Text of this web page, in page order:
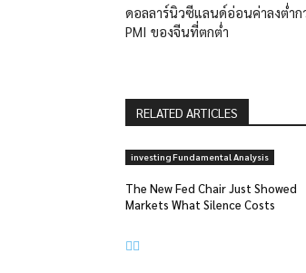
ดอลลาร์นิวซีแลนด์อ่อนค่าลงต่ำก
PMI ของจีนที่ตกต่ำ
RELATED ARTICLES
investing Fundamental Analysis
The New Fed Chair Just Showed
Markets What Silence Costs